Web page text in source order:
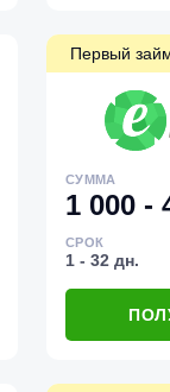
Первый
СУММА
1 000 -
СРОК
1 - 32 дн.